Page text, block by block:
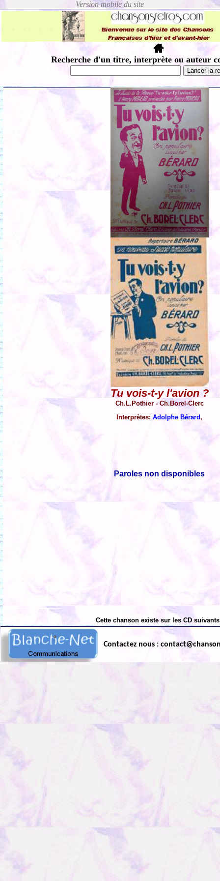
Recherche d'un titre, interprète ou auteur
Tu vois-t-y l'avion ?
Ch.L.Pothier - Ch.Borel-Clerc
Interprètes:Adolphe Bérard,
Paroles non disponibles
Cette chanson existe sur les CD
Contactez nous :